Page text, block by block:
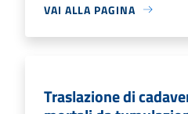
VAI ALLA PAGINA
Traslazione di